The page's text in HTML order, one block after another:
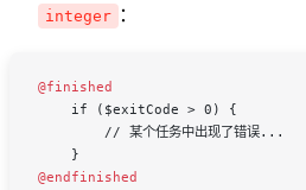
integer ：
@finished
    if ($exitCode > 0) {
        // 某个任务中出现了错误...
    }
@endfinished